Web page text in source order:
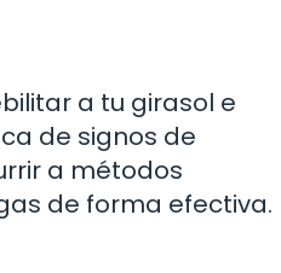
a tu girasol e
de signos de
a métodos
de forma efectiva.